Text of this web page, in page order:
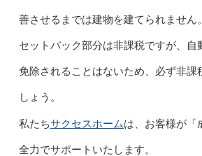
善させるまでは建物を建てられません。
セットバック部分は非課税ですが、自
免除されることはないため、必ず非課
しょう。
私たちサクセスホームは、お客様が「
全力でサポートいたします。